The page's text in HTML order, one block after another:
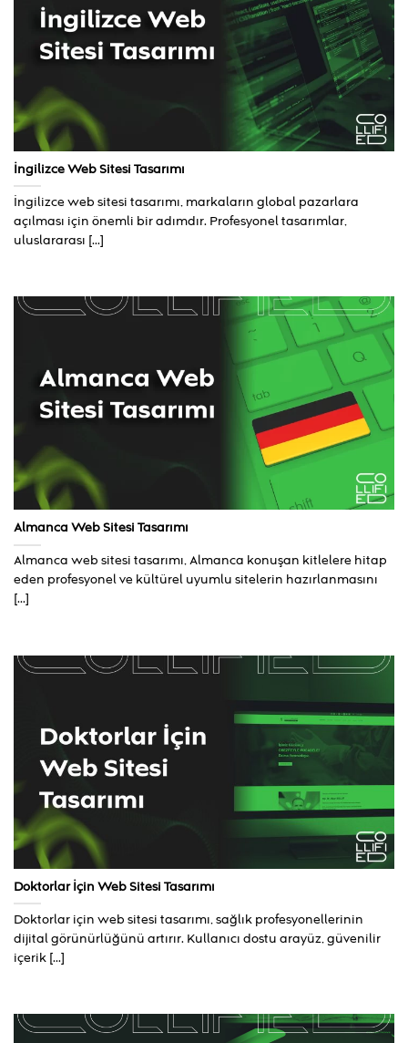
İngilizce Web Sitesi Tasarımı
İngilizce web sitesi tasarımı, markaların global pazarlara
açılması için önemli bir adımdır. Profesyonel tasarımlar,
uluslararası [...]
Almanca Web Sitesi Tasarımı
Almanca web sitesi tasarımı, Almanca konuşan kitlelere hitap
eden profesyonel ve kültürel uyumlu sitelerin hazırlanmasını
[...]
Doktorlar İçin Web Sitesi Tasarımı
Doktorlar için web sitesi tasarımı, sağlık profesyonellerinin
dijital görünürlüğünü artırır. Kullanıcı dostu arayüz, güvenilir
içerik [...]